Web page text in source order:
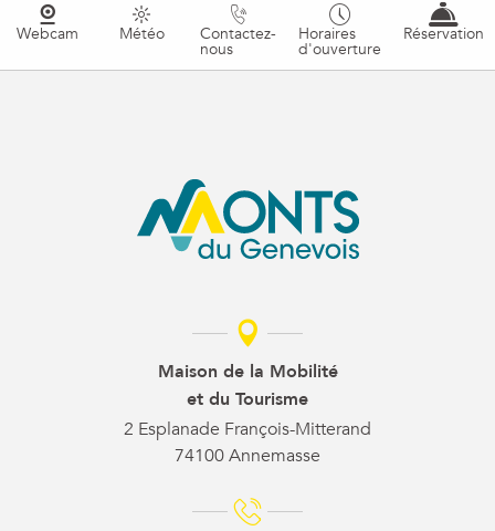
Webcam Météo Contactez-
nous
Horaires
d'ouverture
Réservation
Maison de la Mobilité
et du Tourisme
2 Esplanade François-Mitterand
74100 Annemasse